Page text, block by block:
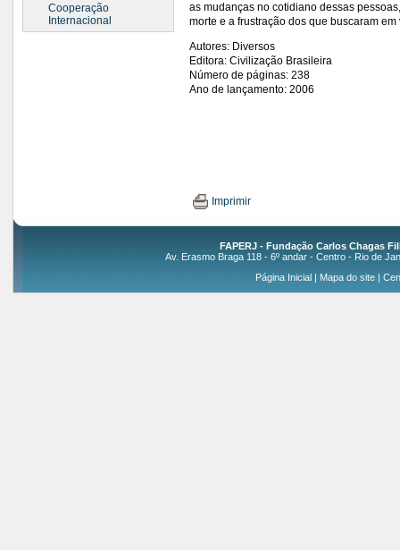
Cooperação
Internacional
as mudanças no cotidiano dessas
morte e a frustração dos que buscaram
Autores: Diversos
Editora: Civilização Brasileira
Número de páginas: 238
Ano de lançamento: 2006
Imprimir
FAPERJ - Fundação Carlos Chagas
Av. Erasmo Braga 118 - 6º andar - Centro - Rio de
Página Inicial| Mapa do site|